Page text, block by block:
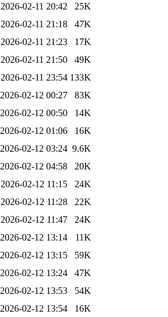
2026-02-11 20:42
25K
2026-02-11 21:18
47K
2026-02-11 21:23
17K
2026-02-11 21:50
49K
2026-02-11 23:54 133K
2026-02-12 00:27
83K
2026-02-12 00:50
14K
2026-02-12 01:06
16K
2026-02-12 03:24 9.6K
2026-02-12 04:58
20K
2026-02-12 11:15
24K
2026-02-12 11:28
22K
2026-02-12 11:47
24K
2026-02-12 13:14
11K
2026-02-12 13:15
59K
2026-02-12 13:24
47K
2026-02-12 13:53
54K
2026-02-12 13:54
16K